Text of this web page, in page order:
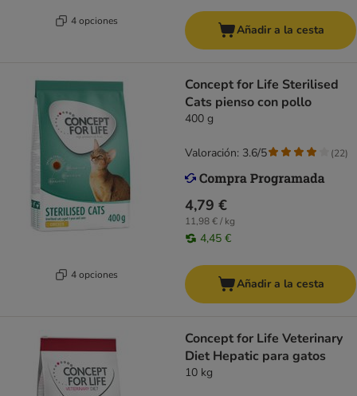
4 opciones
Añadir a la cesta
4 opciones
Concept for Life Sterilised
Cats pienso con pollo
400 g
4,79 €
11,98 € / kg
4,45 €
Valoración: 3.6/5 (22)
Añadir a la cesta
Concept for Life Veterinary
Diet Hepatic para gatos
10 kg